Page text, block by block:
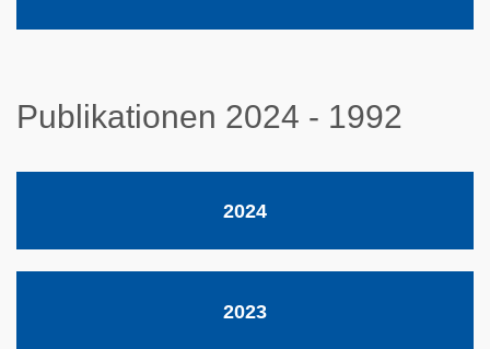
Publikationen 2024 - 1992
2024
2023